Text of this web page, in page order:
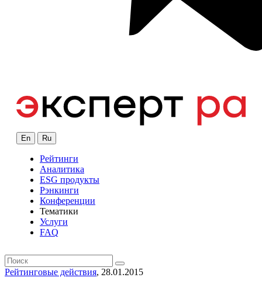
En Ru
Рейтинги
Аналитика
ESG продукты
Рэнкинги
Конференции
Тематики
Услуги
FAQ
Рейтинговые действия, 28.01.2015